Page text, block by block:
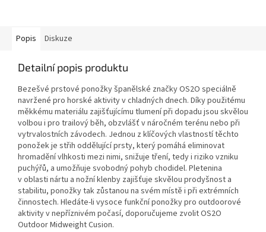
Popis Diskuze
Detailní popis produktu
Bezešvé prstové ponožky španělské značky OS2O speciálně
navržené pro horské aktivity v chladných dnech. Díky použitému
měkkému materiálu zajišťujícímu tlumení při dopadu jsou skvělou
volbou i pro trailový běh, obzvlášť v náročném terénu nebo při
vytrvalostních závodech. Jednou z klíčových vlastností těchto
ponožek je střih oddělující prsty, který pomáhá eliminovat
hromadění vlhkosti mezi nimi, snižuje tření, tedy i riziko vzniku
puchýřů, a umožňuje svobodný pohyb chodidel. Pletenina
v oblasti nártu a nožní klenby zajišťuje skvělou prodyšnost a
stabilitu, ponožky tak zůstanou na svém místě i při extrémních
činnostech. Hledáte-li vysoce funkční ponožky pro outdoorové
aktivity v nepříznivém počasí, doporučujeme zvolit OS2O
Outdoor Midweight Cusion.